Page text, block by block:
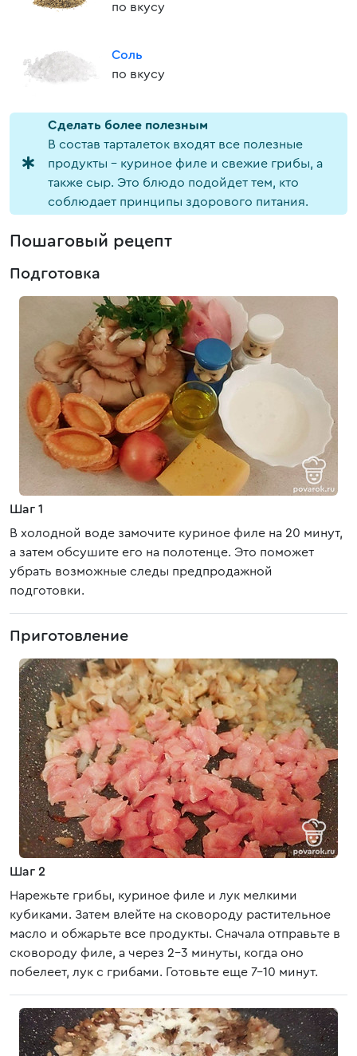
по вкусу
Соль
по вкусу
Cделать более полезным
В состав тарталеток входят все полезные
продукты – куриное филе и свежие грибы, а
также сыр. Это блюдо подойдет тем, кто
соблюдает принципы здорового питания.
Пошаговый рецепт
Подготовка
Шаг 1
В холодной воде замочите куриное филе на 20 минут,
а затем обсушите его на полотенце. Это поможет
убрать возможные следы предпродажной
подготовки.
Приготовление
Шаг 2
Нарежьте грибы, куриное филе и лук мелкими
кубиками. Затем влейте на сковороду растительное
масло и обжарьте все продукты. Сначала отправьте в
сковороду филе, а через 2-3 минуты, когда оно
побелеет, лук с грибами. Готовьте еще 7-10 минут.